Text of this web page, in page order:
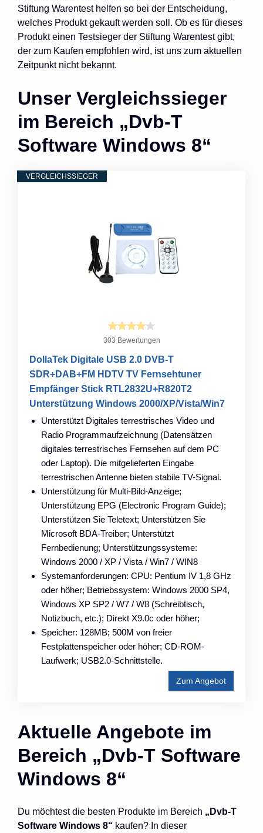
Stiftung Warentest helfen so bei der Entscheidung,
welches Produkt gekauft werden soll. Ob es für dieses
Produkt einen Testsieger der Stiftung Warentest gibt,
der zum Kaufen empfohlen wird, ist uns zum aktuellen
Zeitpunkt nicht bekannt.
Unser Vergleichssieger
im Bereich „Dvb-T
Software Windows 8“
VERGLEICHSSIEGER
303 Bewertungen
DollaTek Digitale USB 2.0 DVB-T
SDR+DAB+FM HDTV TV Fernsehtuner
Empfänger Stick RTL2832U+R820T2
Unterstützung Windows 2000/XP/Vista/Win7
Unterstützt Digitales terrestrisches Video und
Radio Programmaufzeichnung (Datensätzen
digitales terrestrisches Fernsehen auf dem PC
oder Laptop). Die mitgelieferten Eingabe
terrestrischen Antenne bieten stabile TV-Signal.
Unterstützung für Multi-Bild-Anzeige;
Unterstützung EPG (Electronic Program Guide);
Unterstützen Sie Teletext; Unterstützen Sie
Microsoft BDA-Treiber; Unterstützt
Fernbedienung; Unterstützungssysteme:
Windows 2000 / XP / Vista / Win7 / WIN8
Systemanforderungen: CPU: Pentium IV 1,8 GHz
oder höher; Betriebssystem: Windows 2000 SP4,
Windows XP SP2 / W7 / W8 (Schreibtisch,
Notizbuch, etc.); Direkt X9.0c oder höher;
Speicher: 128MB; 500M von freier
Festplattenspeicher oder höher; CD-ROM-
Laufwerk; USB2.0-Schnittstelle.
Zum Angebot
Aktuelle Angebote im
Bereich „Dvb-T Software
Windows 8“
Du möchtest die besten Produkte im Bereich „Dvb-T
Software Windows 8“ kaufen? In dieser